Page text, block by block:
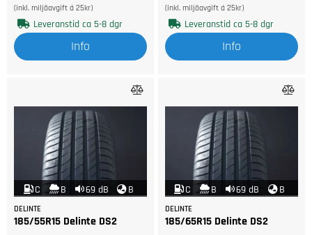
(inkl. miljöavgift á 25kr)
Leveranstid ca 5-8 dgr
Info
(inkl. miljöavgift á 25kr)
Leveranstid ca 5-8 dgr
Info
C B 69 dB B
DELINTE
185/55R15 Delinte DS2
C B 69 dB B
DELINTE
185/65R15 Delinte DS2